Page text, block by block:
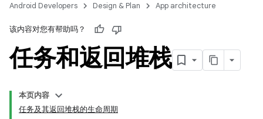
Android Developers Design & Plan App architecture
该内容对您有帮助吗？
任务和返回堆栈
本页内容
任务及其返回堆栈的生命周期